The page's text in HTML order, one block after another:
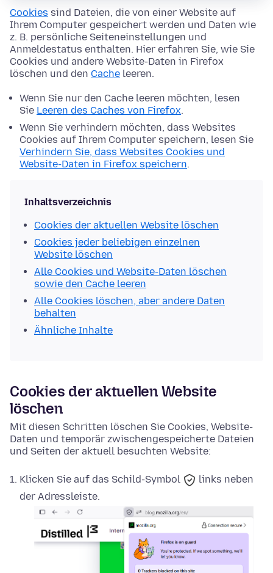
Cookies sind Dateien, die von einer Website auf
Ihrem Computer gespeichert werden und Daten wie
z. B. persönliche Seiteneinstellungen und
Anmeldestatus enthalten. Hier erfahren Sie, wie Sie
Cookies und andere Website-Daten in Firefox
löschen und den Cache leeren.
Wenn Sie nur den Cache leeren möchten, lesen
Sie Leeren des Caches von Firefox.
Wenn Sie verhindern möchten, dass Websites
Cookies auf Ihrem Computer speichern, lesen Sie
Verhindern Sie, dass Websites Cookies und
Website-Daten in Firefox speichern.
Inhaltsverzeichnis
Cookies der aktuellen Website löschen
Cookies jeder beliebigen einzelnen
Website löschen
Alle Cookies und Website-Daten löschen
sowie den Cache leeren
Alle Cookies löschen, aber andere Daten
behalten
Ähnliche Inhalte
Cookies der aktuellen Website
löschen
Mit diesen Schritten löschen Sie Cookies, Website-
Daten und temporär zwischengespeicherte Dateien
und Seiten der aktuell besuchten Website:
Klicken Sie auf das Schild-Symbol
links neben
der Adressleiste.